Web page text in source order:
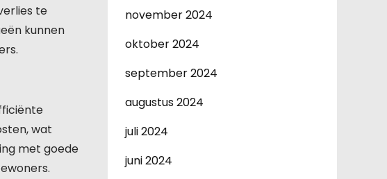
te
kunnen
wat
met goede
november 2024
oktober 2024
september 2024
augustus 2024
juli 2024
juni 2024